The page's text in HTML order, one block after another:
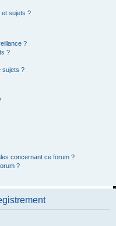
et sujets ?
?
?
sujets ?
concernant ce forum ?
?